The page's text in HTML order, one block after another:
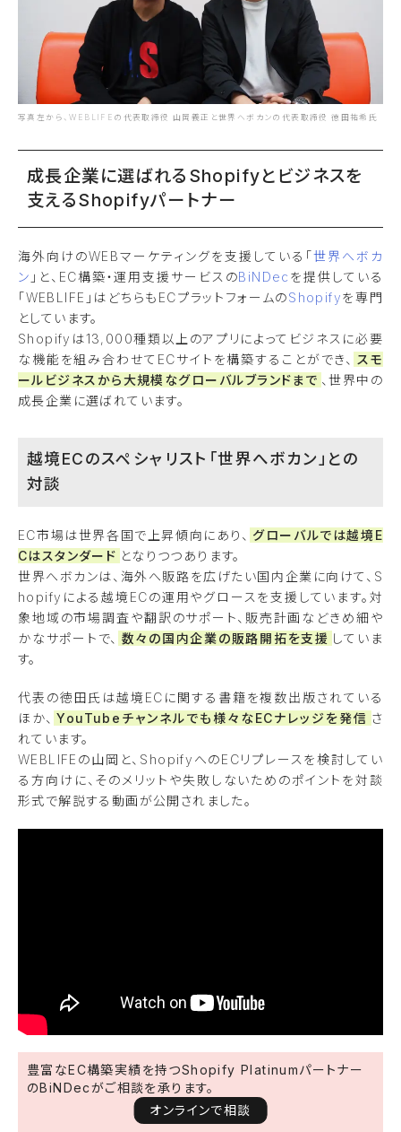
写真左から、WEBLIFEの代表取締役 山岡義正と世界へボカンの代表取締役 徳田祐希氏
成長企業に選ばれるShopifyとビジネスを
支えるShopifyパートナー
海外向けのWEBマーケティングを支援している「世界へボカ
ン 」と、EC構築・運用支援サービスのBiNDec を提供している
「WEBLIFE」はどちらもECプラットフォームのShopifyを専門
としています。
Shopifyは13,000種類以上のアプリによってビジネスに必要
な機能を組み合わせてECサイトを構築することができ、 スモ
ールビジネスから大規模なグローバルブランドまで 、世界中の
成長企業に選ばれています。
越境ECのスペシャリスト「世界へボカン」との
対談
EC市場は世界各国で上昇傾向にあり、 グローバルでは越境E
Cはスタンダード となりつつあります。
世界へボカンは、海外へ販路を広げたい国内企業に向けて、S
hopifyによる越境ECの運用やグロースを支援しています。対
象地域の市場調査や翻訳のサポート、販売計画などきめ細や
かなサポートで、 数々の国内企業の販路開拓を支援 していま
す。
代表の徳田氏は越境ECに関する書籍を複数出版されている
ほか、 YouTubeチャンネルでも様々なECナレッジを発信 さ
れています。
WEBLIFEの山岡と、ShopifyへのECリプレースを検討してい
る方向けに、そのメリットや失敗しないためのポイントを対談
形式で解説する動画が公開されました。
豊富なEC構築実績を持つShopify Platinumパートナー
のBiNDecがご相談を承ります。
オンラインで相談